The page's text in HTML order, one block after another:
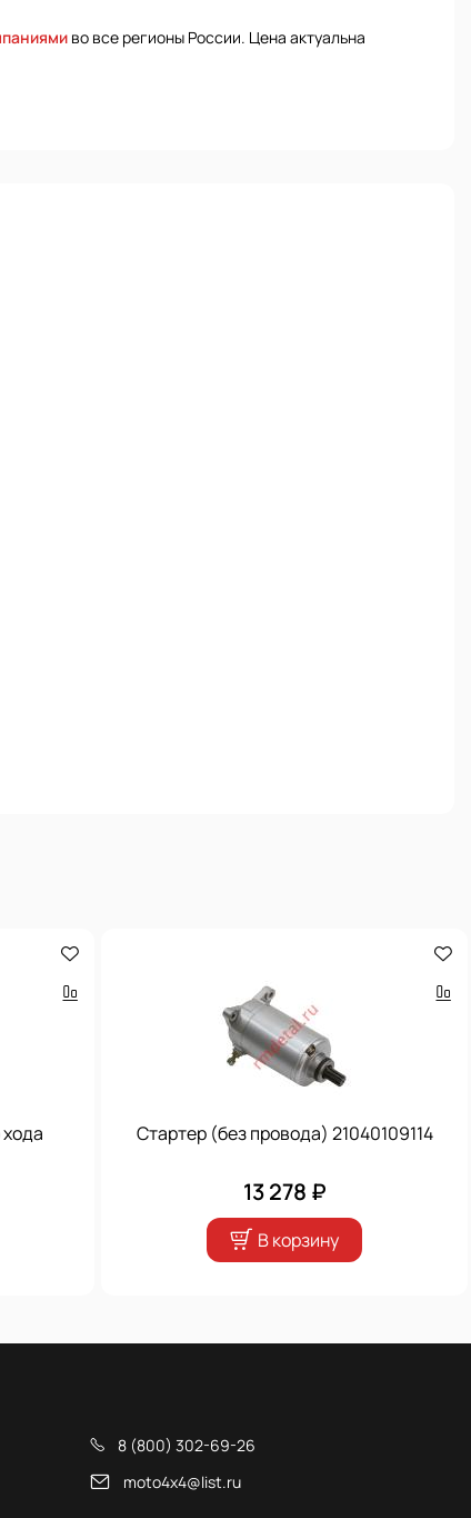
во все регионы России. Цена актуальна
Стартер (без провода) 21040109114
13 278 ₽
В корзину
8 (800) 302-69-26
moto4x4@list.ru